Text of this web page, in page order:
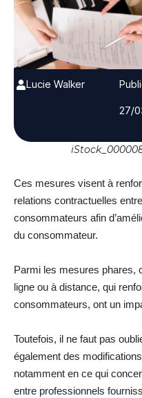
Lucie Walker
27/
Ces mesures visent à
relations contractuelles
consommateurs afin
du consommateur.
Parmi les mesures phares,
ligne ou à distance, qui
consommateurs, ont un
Toutefois, il ne faut pas
également des
notamment en ce qui
entre professionnels